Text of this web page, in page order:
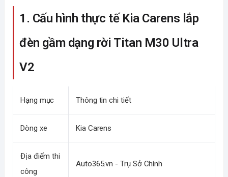
1. Cấu hình thực tế Kia Carens lắp
đèn gầm dạng rời Titan M30 Ultra
V2
Hạng mục Thông tin chi tiết
Dòng xe Kia Carens
Địa điểm thi
công
Auto365.vn - Trụ Sở Chính